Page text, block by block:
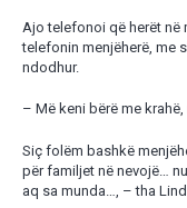
Ajo telefonoi që herët në
telefonin menjëherë, me
ndodhur.
– Më keni bërë me
Siç folëm bashkë
për familjet në nevojë…
aq sa munda…, – tha